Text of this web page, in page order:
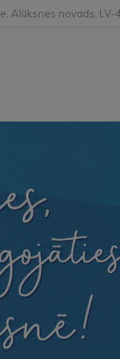
Alūksnes novads, LV-